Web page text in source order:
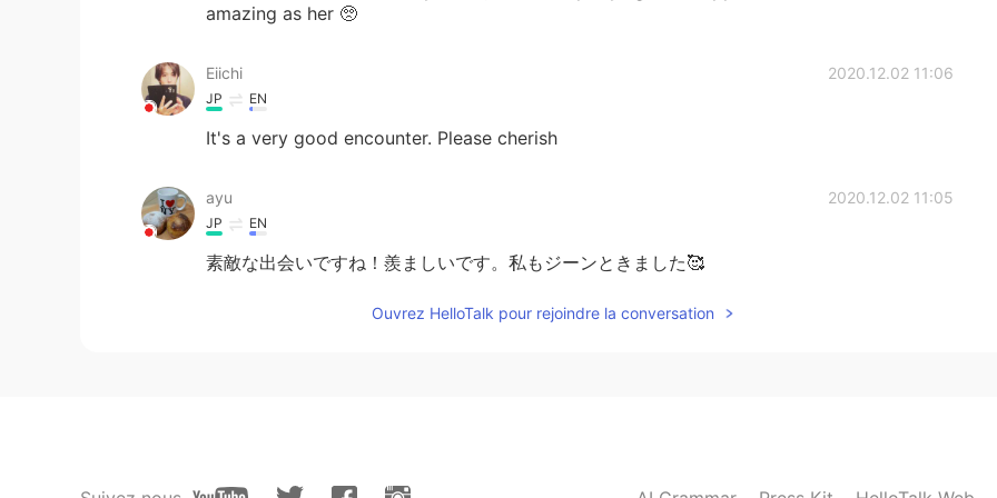
amazing as her 🥺
Eiichi 2020.12.02 11:06
JP EN
It's a very good encounter. Please cherish
ayu 2020.12.02 11:05
JP EN
素敵な出会いですね！羨ましいです。私もジーンときました🥰
Ouvrez HelloTalk pour rejoindre la conversation